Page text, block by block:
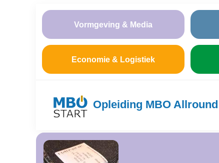
Vormgeving & Media
Economie & Logistiek
Opleiding MBO